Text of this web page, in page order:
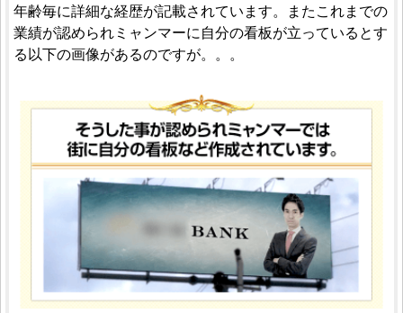
年齢毎に詳細な経歴が記載されています。またこれまでの
業績が認められミャンマーに自分の看板が立っているとす
る以下の画像があるのですが。。。